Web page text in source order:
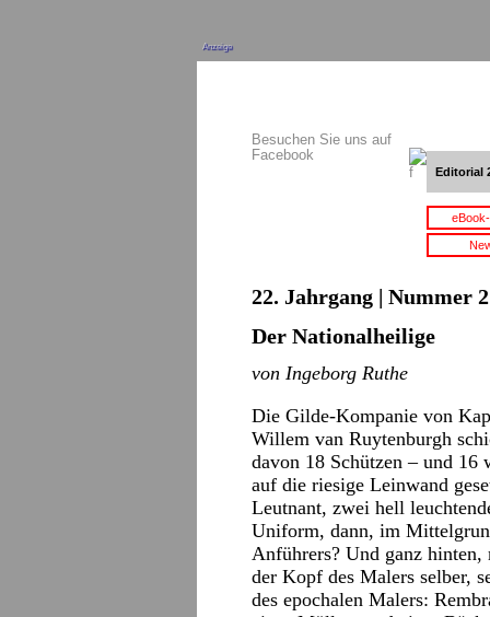
Anzeige
Besuchen Sie uns auf
Facebook
Editorial
22. Jahrgang | Nummer
Der Nationalheilige
von Ingeborg Ruthe
Die Gilde-Kompanie von
Willem van Ruytenburgh
davon 18 Schützen – und 16
auf die riesige Leinwand
Leutnant, zwei hell
Uniform, dann, im
Anführers? Und ganz
der Kopf des Malers selber,
des epochalen Malers: